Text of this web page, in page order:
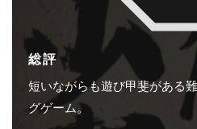
総評
短いながらも遊び甲斐がある
グゲーム。